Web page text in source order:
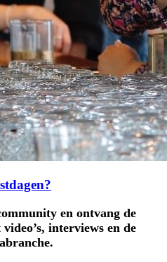
en ontvang de
interviews en de